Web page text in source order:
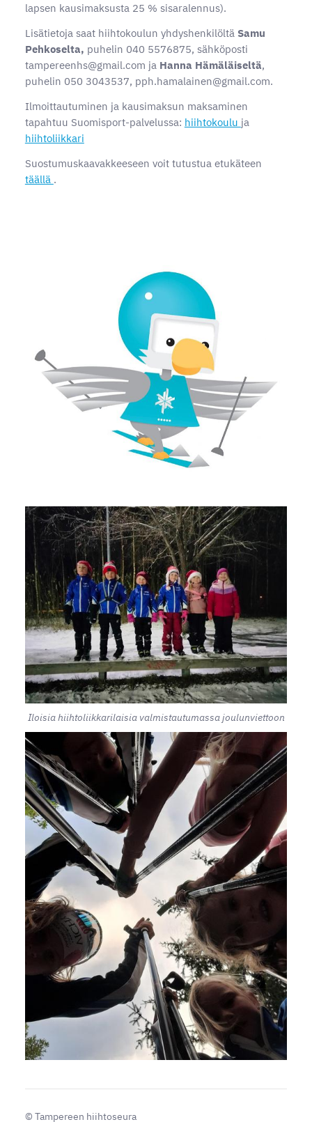
lapsen kausimaksusta 25 % sisaralennus).
Lisätietoja saat hiihtokoulun yhdyshenkilöltä Samu
Pehkoselta, puhelin 040 5576875, sähköposti
tampereenhs@gmail.com ja Hanna Hämäläiseltä,
puhelin 050 3043537, pph.hamalainen@gmail.com.
Ilmoittautuminen ja kausimaksun maksaminen
tapahtuu Suomisport-palvelussa: hiihtokoulu ja
hiihtoliikkari
Suostumuskaavakkeeseen voit tutustua etukäteen
täällä .
Iloisia hiihtoliikkarilaisia valmistautumassa joulunviettoon
© Tampereen hiihtoseura